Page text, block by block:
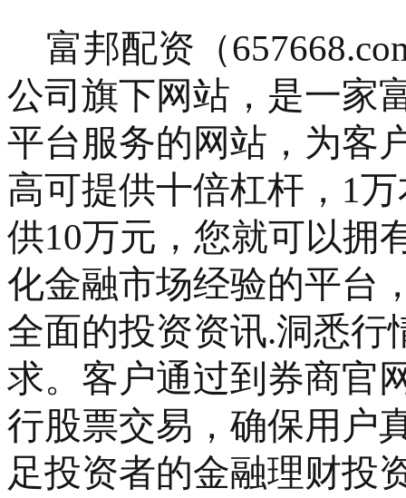
富邦配资（
公司旗下网站，是一家
平台服务的网站，为客
高可提供十倍杠杆，1
供10万元，您就可以拥
化金融市场经验的平台
全面的投资资讯.洞悉行
求。客户通过到券商官
行股票交易，确保用户
足投资者的金融理财投